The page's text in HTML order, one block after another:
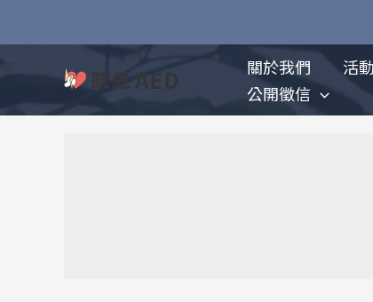
內
關於我們 活
公開徵信